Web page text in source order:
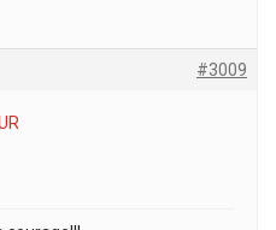
#3009